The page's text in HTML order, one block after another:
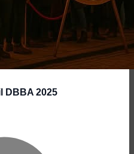
DBBA 2025